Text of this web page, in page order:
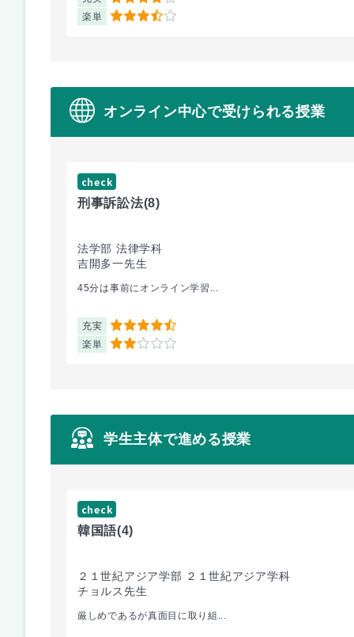
楽単 3.5
オンライン中心で受けられる授業
check
刑事訴訟法(8)
法学部 法律学科
吉開多一先生
45分は事前にオンライン学習...
充実 4.5
楽単 2
学生主体で進める授業
check
韓国語(4)
２１世紀アジア学部 ２１世紀アジア学科
チョルス先生
厳しめであるが真面目に取り組...